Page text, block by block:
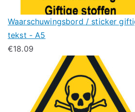
Waarschuwingsbord / sticker
tekst - A5
€18.09